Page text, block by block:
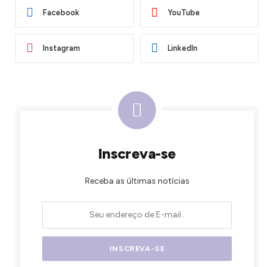
Facebook YouTube
Instagram LinkedIn
Inscreva-se
Receba as últimas notícias